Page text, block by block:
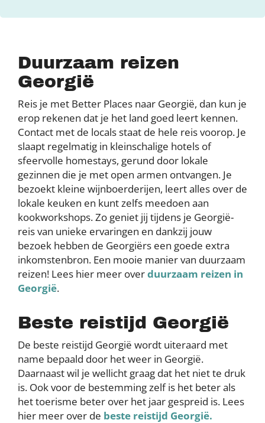
Duurzaam reizen
Georgië
Reis je met Better Places naar Georgië, dan kun je
erop rekenen dat je het land goed leert kennen.
Contact met de locals staat de hele reis voorop. Je
slaapt regelmatig in kleinschalige hotels of
sfeervolle homestays, gerund door lokale
gezinnen die je met open armen ontvangen. Je
bezoekt kleine wijnboerderijen, leert alles over de
lokale keuken en kunt zelfs meedoen aan
kookworkshops. Zo geniet jij tijdens je Georgië-
reis van unieke ervaringen en dankzij jouw
bezoek hebben de Georgiërs een goede extra
inkomstenbron. Een mooie manier van duurzaam
reizen! Lees hier meer overduurzaam reizen in
Georgië.
Beste reistijd Georgië
De beste reistijd Georgië wordt uiteraard met
name bepaald door het weer in Georgië.
Daarnaast wil je wellicht graag dat het niet te druk
is. Ook voor de bestemming zelf is het beter als
het toerisme beter over het jaar gespreid is. Lees
hier meer over de beste reistijd Georgië.